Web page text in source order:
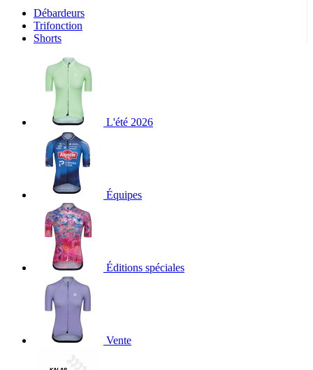
Débardeurs
Trifonction
Shorts
L'été 2026
Équipes
Éditions spéciales
Vente